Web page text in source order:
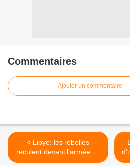
Commentaires
Ajouter un commentaire
< Libye: les rebelles
reculent devant l’armée de
Kadhafi – SYNTHESE